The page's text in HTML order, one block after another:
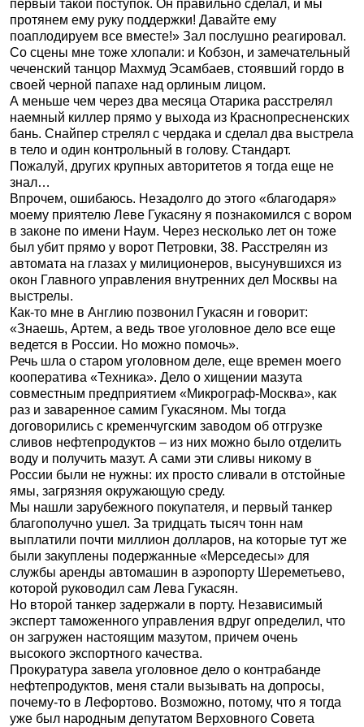
первый такой поступок. Он правильно сделал, и мы
протянем ему руку поддержки! Давайте ему
поаплодируем все вместе!» Зал послушно реагировал.
Со сцены мне тоже хлопали: и Кобзон, и замечательный
чеченский танцор Махмуд Эсамбаев, стоявший гордо в
своей черной папахе над орлиным лицом.
А меньше чем через два месяца Отарика расстрелял
наемный киллер прямо у выхода из Краснопресненских
бань. Снайпер стрелял с чердака и сделал два выстрела
в тело и один контрольный в голову. Стандарт.
Пожалуй, других крупных авторитетов я тогда еще не
знал…
Впрочем, ошибаюсь. Незадолго до этого «благодаря»
моему приятелю Леве Гукасяну я познакомился с вором
в законе по имени Наум. Через несколько лет он тоже
был убит прямо у ворот Петровки, 38. Расстрелян из
автомата на глазах у милиционеров, высунувшихся из
окон Главного управления внутренних дел Москвы на
выстрелы.
Как-то мне в Англию позвонил Гукасян и говорит:
«Знаешь, Артем, а ведь твое уголовное дело все еще
ведется в России. Но можно помочь».
Речь шла о старом уголовном деле, еще времен моего
кооператива «Техника». Дело о хищении мазута
совместным предприятием «Микрограф-Москва», как
раз и заваренное самим Гукасяном. Мы тогда
договорились с кременчугским заводом об отгрузке
сливов нефтепродуктов – из них можно было отделить
воду и получить мазут. А сами эти сливы никому в
России были не нужны: их просто сливали в отстойные
ямы, загрязняя окружающую среду.
Мы нашли зарубежного покупателя, и первый танкер
благополучно ушел. За тридцать тысяч тонн нам
выплатили почти миллион долларов, на которые тут же
были закуплены подержанные «Мерседесы» для
службы аренды автомашин в аэропорту Шереметьево,
которой руководил сам Лева Гукасян.
Но второй танкер задержали в порту. Независимый
эксперт таможенного управления вдруг определил, что
он загружен настоящим мазутом, причем очень
высокого экспортного качества.
Прокуратура завела уголовное дело о контрабанде
нефтепродуктов, меня стали вызывать на допросы,
почему-то в Лефортово. Возможно, потому, что я тогда
уже был народным депутатом Верховного Совета